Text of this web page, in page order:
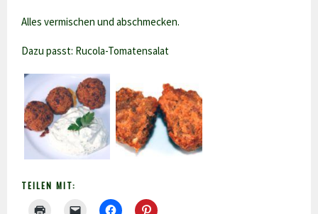
Alles vermischen und abschmecken.
Dazu passt: Rucola-Tomatensalat
TEILEN MIT: